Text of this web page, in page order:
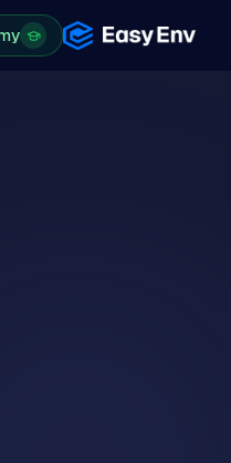
Log in Sign Up